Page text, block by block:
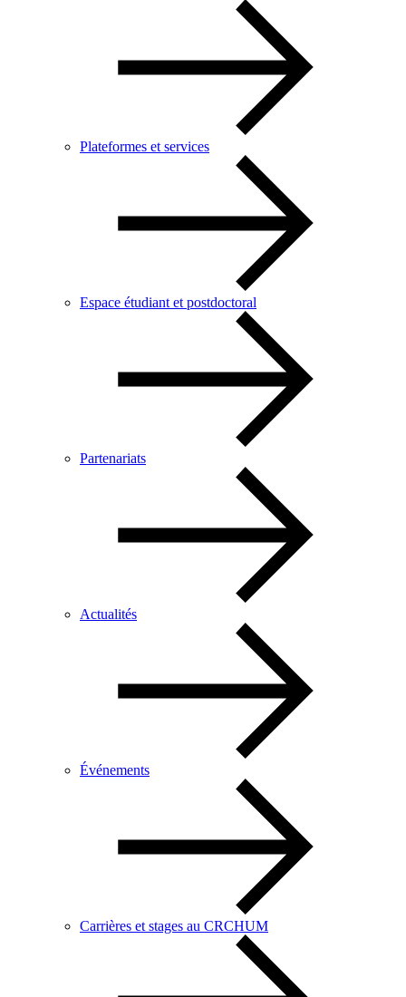
Plateformes et services
Espace étudiant et postdoctoral
Partenariats
Actualités
Événements
Carrières et stages au CRCHUM